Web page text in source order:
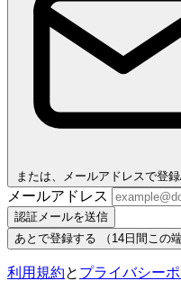
または、メールアドレスで登
メールアドレス
認証メールを送信
あとで登録する
（14日間この
利用規約と プライバシー